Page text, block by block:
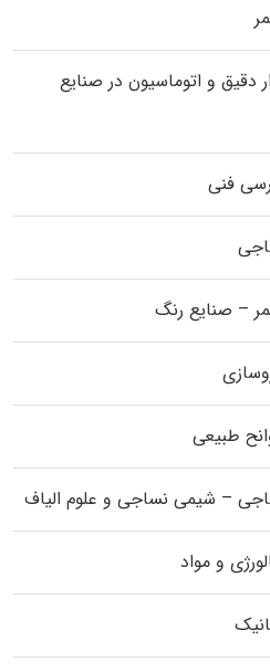
دقیق و اتوماسیون در صنایع
فنی
– صنایع رنگ
طبیعی
– شیمی نساجی و علوم الیاف
و مواد